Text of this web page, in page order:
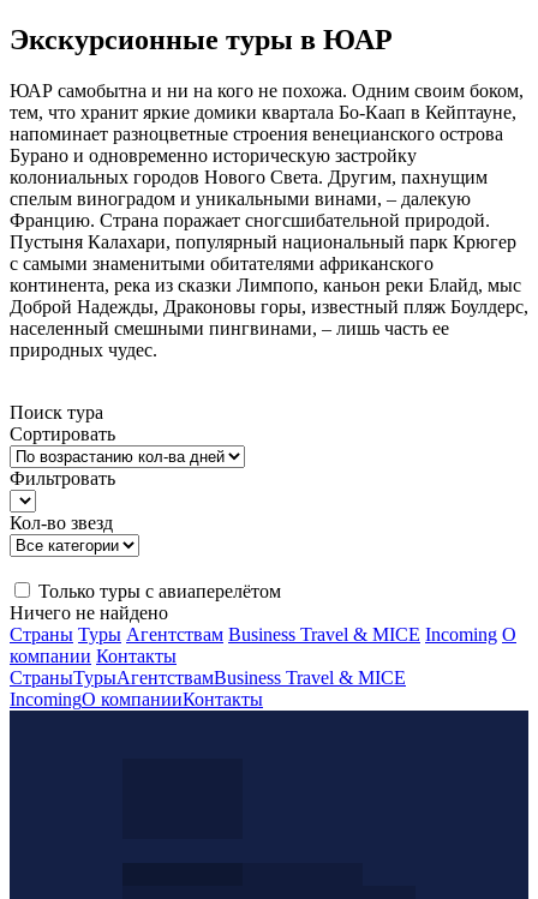
Экскурсионные туры в ЮАР
ЮАР самобытна и ни на кого не похожа. Одним своим боком,
тем, что хранит яркие домики квартала Бо-Каап в Кейптауне,
напоминает разноцветные строения венецианского острова
Бурано и одновременно историческую застройку
колониальных городов Нового Света. Другим, пахнущим
спелым виноградом и уникальными винами, – далекую
Францию. Страна поражает сногсшибательной природой.
Пустыня Калахари, популярный национальный парк Крюгер
с самыми знаменитыми обитателями африканского
континента, река из сказки Лимпопо, каньон реки Блайд, мыс
Доброй Надежды, Драконовы горы, известный пляж Боулдерс,
населенный смешными пингвинами, – лишь часть ее
природных чудес.
Поиск тура
Сортировать
Фильтровать
Кол-во звезд
Только туры с авиаперелётом
Ничего не найдено
Страны Туры Агентствам Business Travel & MICE Incoming О
компании Контакты
СтраныТурыАгентствамBusiness Travel & MICE
IncomingО компанииКонтакты